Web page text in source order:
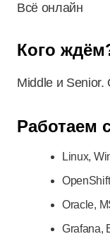
Всё онлайн
Кого
Middle и Senior.
Работаем
Linux,
Oracle,
Grafana,